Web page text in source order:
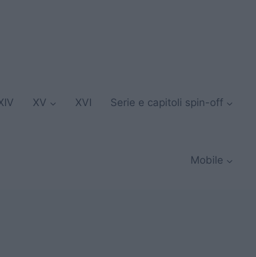
XV XVI Serie e capitoli spin-off
Mobile